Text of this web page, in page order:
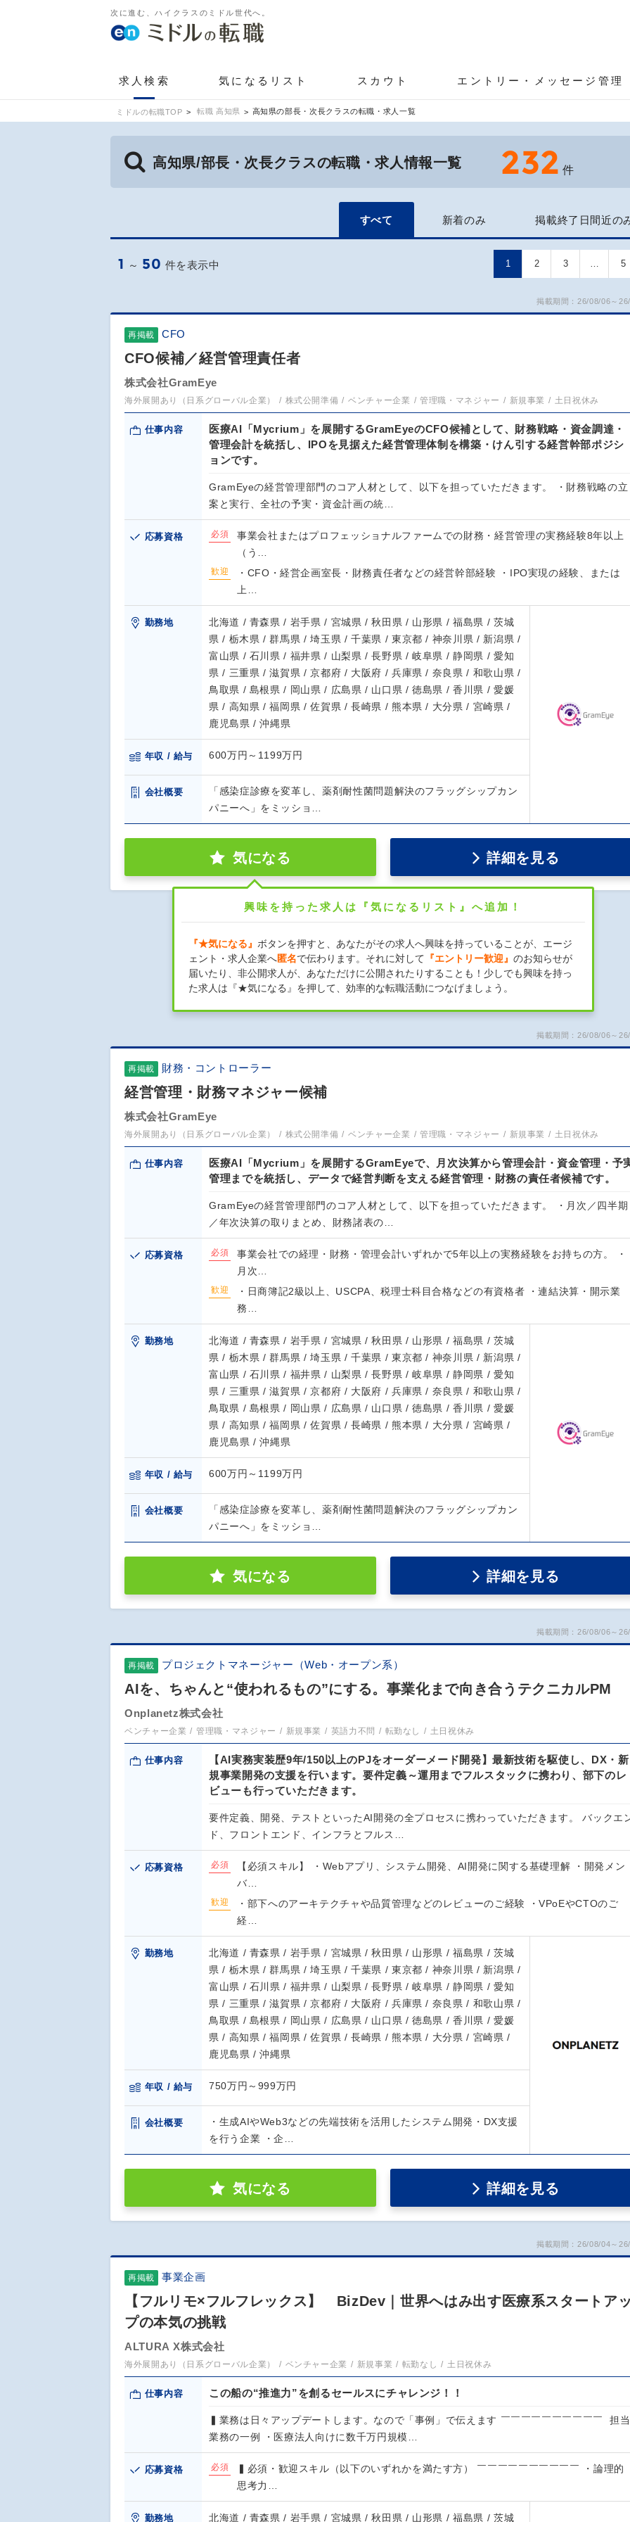
次に進む、ハイクラスのミドル世代へ。
求人検索 気になるリスト スカウト エントリー・メッセージ管理
ミドルの転職TOP 転職 高知県 高知県の部長・次長クラスの転職・求人一覧
高知県/部長・次長クラスの転職・求人情報一覧 232 件
すべて 新着のみ 掲載終了日間近の
1 ～ 50 件を表示中 1 2 3 … 5
掲載期間：26/08/06～
再掲載 CFO
CFO候補／経営管理責任者
株式会社GramEye
海外展開あり（日系グローバル企業） 株式公開準備 ベンチャー企業 管理職・マネジャー 新規事業 土日祝休み
仕事内容
医療AI「Mycrium」を展開するGramEyeのCFO候補として、財務戦略・資金調達・
管理会計を統括し、IPOを見据えた経営管理体制を構築・けん引する経営幹部ポジシ
ョンです。
GramEyeの経営管理部門のコア人材として、以下を担っていただきます。 ・財務戦略の立
案と実行、全社の予実・資金計画の統…
応募資格 必須
事業会社またはプロフェッショナルファームでの財務・経営管理の実務経験8年以上
（う…
歓迎
・CFO・経営企画室長・財務責任者などの経営幹部経験 ・IPO実現の経験、または
上…
勤務地
北海道 / 青森県 / 岩手県 / 宮城県 / 秋田県 / 山形県 / 福島県 / 茨城
県 / 栃木県 / 群馬県 / 埼玉県 / 千葉県 / 東京都 / 神奈川県 / 新潟県 /
富山県 / 石川県 / 福井県 / 山梨県 / 長野県 / 岐阜県 / 静岡県 / 愛知
県 / 三重県 / 滋賀県 / 京都府 / 大阪府 / 兵庫県 / 奈良県 / 和歌山県 /
鳥取県 / 島根県 / 岡山県 / 広島県 / 山口県 / 徳島県 / 香川県 / 愛媛
県 / 高知県 / 福岡県 / 佐賀県 / 長崎県 / 熊本県 / 大分県 / 宮崎県 /
鹿児島県 / 沖縄県
年収 / 給与 600万円～1199万円
会社概要
「感染症診療を変革し、薬剤耐性菌問題解決のフラッグシップカン
パニーへ」をミッショ…
気になる 詳細を見る
興味を持った求人は『気になるリスト』へ追加！
『★気になる』 ボタンを押すと、あなたがその求人へ興味を持っていることが、エージ
ェント・求人企業へ匿名で伝わります。それに対して 『エントリー歓迎』 のお知らせが
届いたり、非公開求人が、あなただけに公開されたりすることも！少しでも興味を持っ
た求人は『★気になる』を押して、効率的な転職活動につなげましょう。
掲載期間：26/08/06～
再掲載 財務・コントローラー
経営管理・財務マネジャー候補
株式会社GramEye
海外展開あり（日系グローバル企業） 株式公開準備 ベンチャー企業 管理職・マネジャー 新規事業 土日祝休み
仕事内容
医療AI「Mycrium」を展開するGramEyeで、月次決算から管理会計・資金管理・予
管理までを統括し、データで経営判断を支える経営管理・財務の責任者候補です。
GramEyeの経営管理部門のコア人材として、以下を担っていただきます。 ・月次／四半期
／年次決算の取りまとめ、財務諸表の…
応募資格 必須
事業会社での経理・財務・管理会計いずれかで5年以上の実務経験をお持ちの方。 ・
月次…
歓迎
・日商簿記2級以上、USCPA、税理士科目合格などの有資格者 ・連結決算・開示業
務…
勤務地
北海道 / 青森県 / 岩手県 / 宮城県 / 秋田県 / 山形県 / 福島県 / 茨城
県 / 栃木県 / 群馬県 / 埼玉県 / 千葉県 / 東京都 / 神奈川県 / 新潟県 /
富山県 / 石川県 / 福井県 / 山梨県 / 長野県 / 岐阜県 / 静岡県 / 愛知
県 / 三重県 / 滋賀県 / 京都府 / 大阪府 / 兵庫県 / 奈良県 / 和歌山県 /
鳥取県 / 島根県 / 岡山県 / 広島県 / 山口県 / 徳島県 / 香川県 / 愛媛
県 / 高知県 / 福岡県 / 佐賀県 / 長崎県 / 熊本県 / 大分県 / 宮崎県 /
鹿児島県 / 沖縄県
年収 / 給与 600万円～1199万円
会社概要
「感染症診療を変革し、薬剤耐性菌問題解決のフラッグシップカン
パニーへ」をミッショ…
気になる 詳細を見る
掲載期間：26/08/06～
再掲載 プロジェクトマネージャー（Web・オープン系）
AIを、ちゃんと“使われるもの”にする。事業化まで向き合うテクニカルPM
Onplanetz株式会社
ベンチャー企業 管理職・マネジャー 新規事業 英語力不問 転勤なし 土日祝休み
仕事内容
【AI実務実装歴9年/150以上のPJをオーダーメード開発】最新技術を駆使し、DX・新
規事業開発の支援を行います。要件定義～運用までフルスタックに携わり、部下のレ
ビューも行っていただきます。
要件定義、開発、テストといったAI開発の全プロセスに携わっていただきます。 バックエ
ド、フロントエンド、インフラとフルス…
応募資格 必須
【必須スキル】 ・Webアプリ、システム開発、AI開発に関する基礎理解 ・開発メン
バ…
歓迎
・部下へのアーキテクチャや品質管理などのレビューのご経験 ・VPoEやCTOのご
経…
勤務地
北海道 / 青森県 / 岩手県 / 宮城県 / 秋田県 / 山形県 / 福島県 / 茨城
県 / 栃木県 / 群馬県 / 埼玉県 / 千葉県 / 東京都 / 神奈川県 / 新潟県 /
富山県 / 石川県 / 福井県 / 山梨県 / 長野県 / 岐阜県 / 静岡県 / 愛知
県 / 三重県 / 滋賀県 / 京都府 / 大阪府 / 兵庫県 / 奈良県 / 和歌山県 /
鳥取県 / 島根県 / 岡山県 / 広島県 / 山口県 / 徳島県 / 香川県 / 愛媛
県 / 高知県 / 福岡県 / 佐賀県 / 長崎県 / 熊本県 / 大分県 / 宮崎県 /
鹿児島県 / 沖縄県
年収 / 給与 750万円～999万円
会社概要
・生成AIやWeb3などの先端技術を活用したシステム開発・DX支援
を行う企業 ・企…
気になる 詳細を見る
掲載期間：26/08/04～
再掲載 事業企画
【フルリモ×フルフレックス】 BizDev｜世界へはみ出す医療系スタートアッ
プの本気の挑戦
ALTURA X株式会社
海外展開あり（日系グローバル企業） ベンチャー企業 新規事業 転勤なし 土日祝休み
仕事内容 この船の“推進力”を創るセールスにチャレンジ！！
▍業務は日々アップデートします。なので「事例」で伝えます ￣￣￣￣￣￣￣￣￣￣ 担当
業務の一例 ・医療法人向けに数千万円規模…
応募資格 必須
▍必須・歓迎スキル（以下のいずれかを満たす方） ￣￣￣￣￣￣￣￣￣￣ ・論理的
思考力…
勤務地 北海道 / 青森県 / 岩手県 / 宮城県 / 秋田県 / 山形県 / 福島県 / 茨城